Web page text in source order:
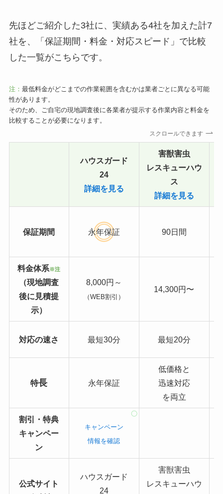
先ほどご紹介した3社に、実績ある4社を加えた計7
社を、「保証期間・料金・対応スピード」で比較
した一覧がこちらです。
注： 最低料金がどこまでの作業範囲を含むかは業者ごとに異なる可能
性があります。
そのため、ご自宅の現地調査後に各業者が提示する作業内容と料金を
比較することが必要になります。
スクロールできます
ハウスガード
24
詳細を見る
害獣害虫
レスキューハウ
ス
詳細を見る
保証期間 永年保証 90日間
料金体系※注
（現地調査
後に見積提
示）
8,000円～
（WEB割引）
14,300円〜
対応の速さ 最短30分 最短20分
特長 永年保証
低価格と
迅速対応
を両立
割引・特典
キャンペー
ン
キャンペーン
情報を確認
公式サイト
ハウスガード
24
害獣害虫
レスキューハウ